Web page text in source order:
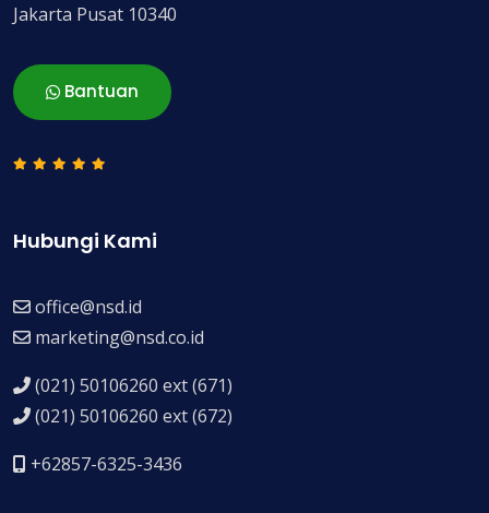
Jakarta Pusat 10340
Bantuan
Hubungi Kami
office@nsd.id
marketing@nsd.co.id
(021) 50106260 ext (671)
(021) 50106260 ext (672)
+62857-6325-3436